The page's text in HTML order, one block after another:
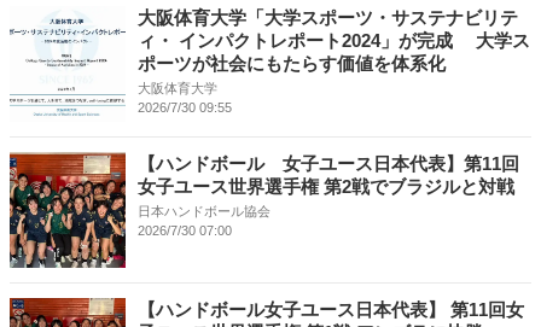
大阪体育大学「大学スポーツ・サステナビリテ
ィ・ インパクトレポート2024」が完成 大学ス
ポーツが社会にもたらす価値を体系化
大阪体育大学
2026/7/30 09:55
【ハンドボール 女子ユース日本代表】第11回
女子ユース世界選手権 第2戦でブラジルと対戦
日本ハンドボール協会
2026/7/30 07:00
【ハンドボール女子ユース日本代表】 第11回女